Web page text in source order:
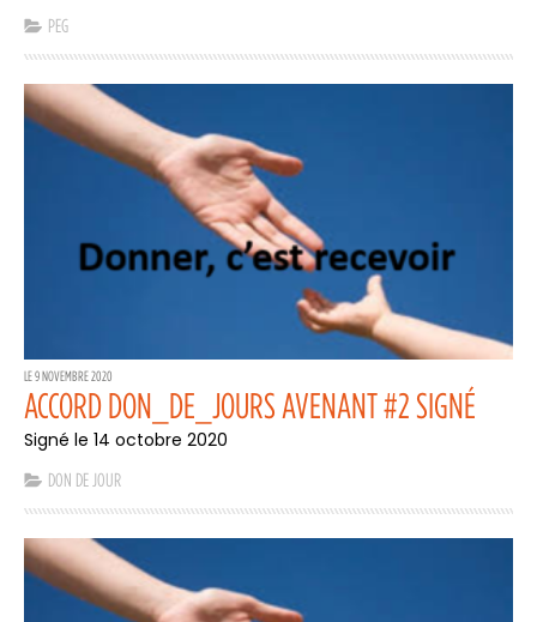
PEG
LE 9 NOVEMBRE 2020
ACCORD DON_DE_JOURS AVENANT #2 SIGNÉ
Signé le 14 octobre 2020
DON DE JOUR